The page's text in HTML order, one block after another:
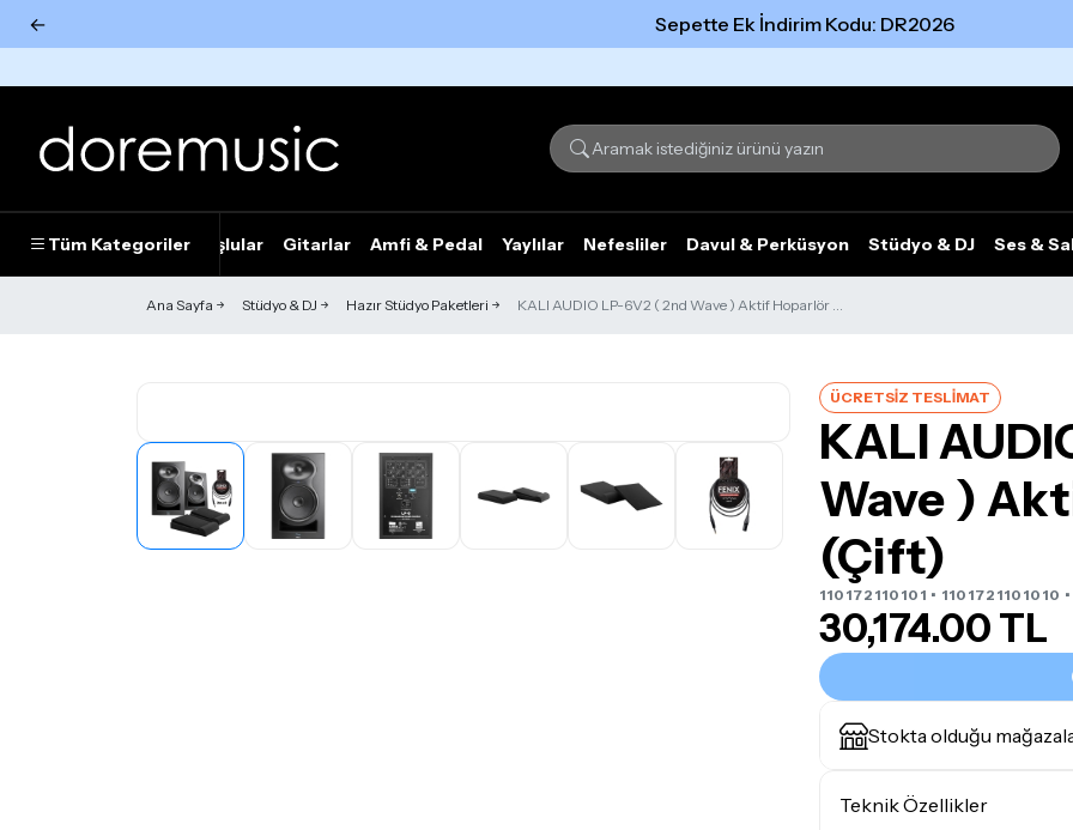
← Sepette Ek İndirim Kodu: DR2026
Tüm Kategoriler
Piyanolar Tuşlular Gitarlar Amfi & Pedal Yaylılar Nefesliler Davul & Perküsyon Stüdyo & DJ Ses &
Ana Sayfa Stüdyo & DJ Hazır Stüdyo Paketleri KALI AUDIO LP-6V2 ( 2nd Wave ) Aktif Hoparlör ...
ÜCRETSİZ TESLİMAT
KALI
Wave )
(Çift)
110172110101 • 1101721101010 •
30,174.00 TL
Stokta olduğu
Teknik Özellikler
Tümünü Gör Tümünü gör